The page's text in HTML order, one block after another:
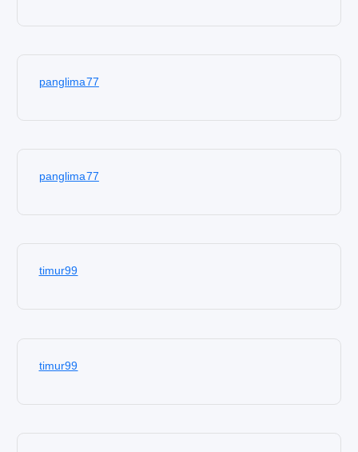
panglima77
panglima77
timur99
timur99